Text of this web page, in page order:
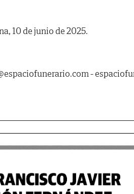
10 de junio de 2025.
-